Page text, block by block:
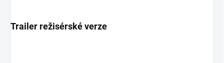
Trailer režisérské verze